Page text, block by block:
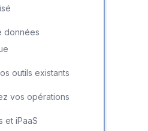
données
outils existants
vos opérations
et iPaaS